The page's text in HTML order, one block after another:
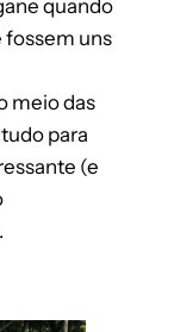
quando
fossem uns
meio das
para
(e